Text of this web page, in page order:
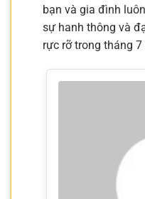
bạn và gia đình
sự hanh thông và
rực rỡ trong tháng 7